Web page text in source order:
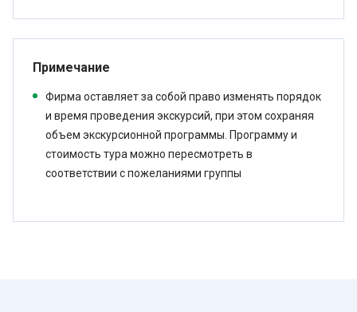
Примечание
Фирма оставляет за собой право изменять порядок
и время проведения экскурсий, при этом сохраняя
объем экскурсионной программы. Программу и
стоимость тура можно пересмотреть в
соответствии с пожеланиями группы